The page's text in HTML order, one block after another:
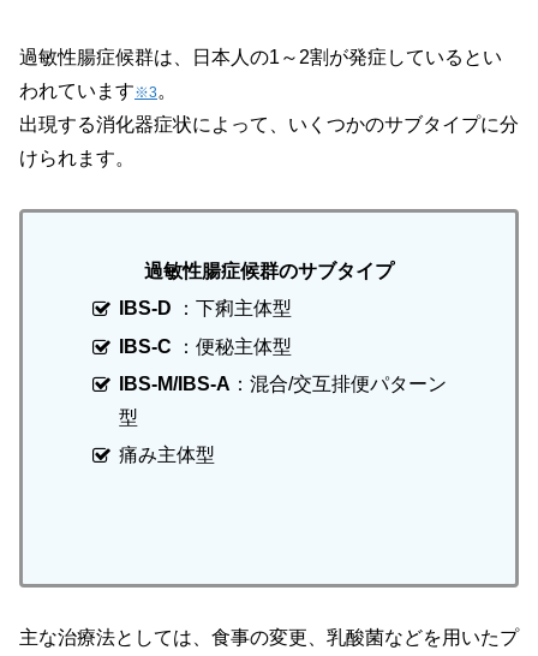
過敏性腸症候群は、日本人の1～2割が発症しているとい
われています※3 。
出現する消化器症状によって、いくつかのサブタイプに分
けられます。
過敏性腸症候群のサブタイプ
IBS-D
：下痢主体型
IBS-C
：便秘主体型
IBS-M/IBS-A ：混合/交互排便パターン
型
痛み主体型
主な治療法としては、食事の変更、乳酸菌などを用いたプ